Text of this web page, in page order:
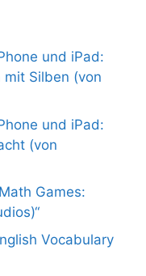
und iPad:
mit Silben (von
und iPad:
(von
Games:
Vocabulary